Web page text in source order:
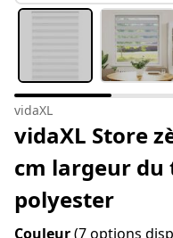
vidaXL
vidaXL Store
cm largeur du
polyester
Couleur(7 options